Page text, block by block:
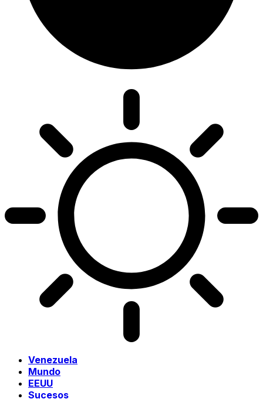
Venezuela
Mundo
EEUU
Sucesos